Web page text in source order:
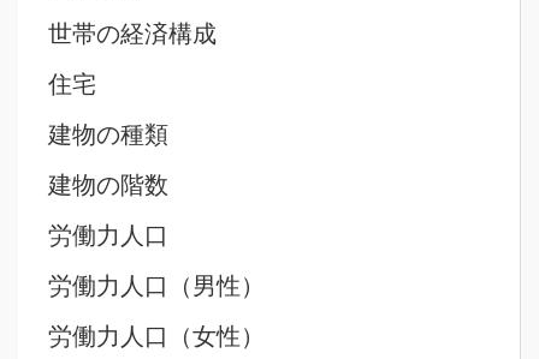
世帯の経済構成
住宅
建物の種類
建物の階数
労働力人口
労働力人口（男性）
労働力人口（女性）